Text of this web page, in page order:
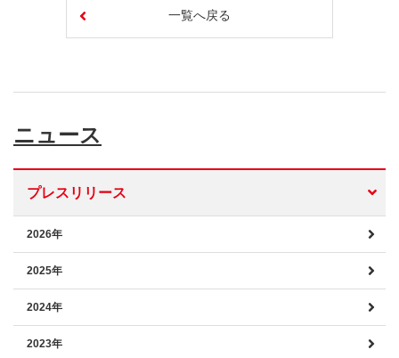
一覧へ戻る
ニュース
プレスリリース
2026年
2025年
2024年
2023年